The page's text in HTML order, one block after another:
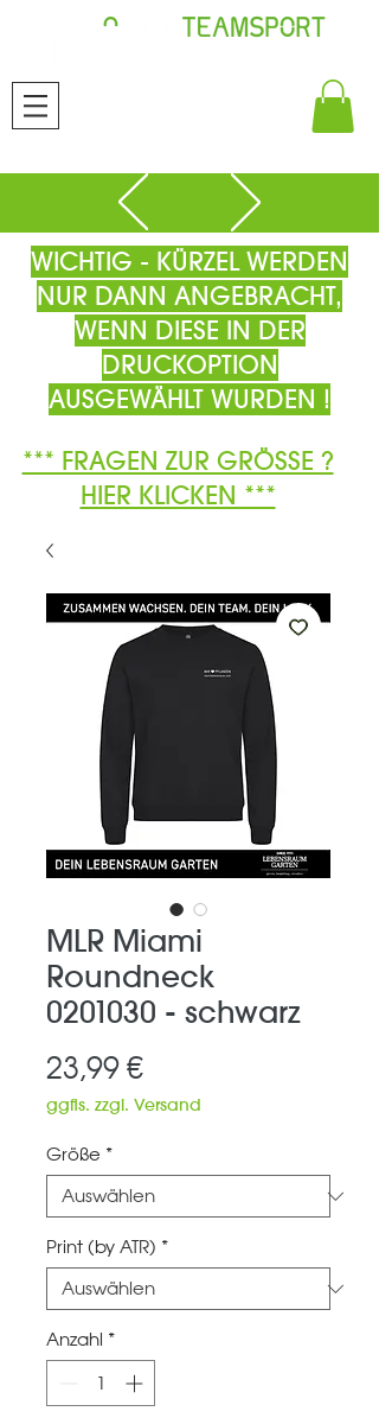
WICHTIG - KÜRZEL WERDEN
NUR DANN ANGEBRACHT,
WENN DIESE IN DER
DRUCKOPTION
AUSGEWÄHLT WURDEN !
*** FRAGEN ZUR GRÖSSE ?
HIER KLICKEN ***
MLR Miami
Roundneck
0201030 - schwarz
23,99 €Preis
ggfls. zzgl. Versand
Größe *
Print (by ATR) *
Anzahl *